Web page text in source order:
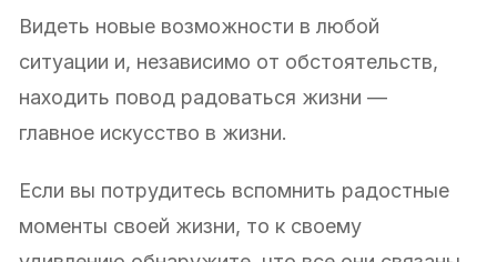
Видеть новые возможности в любой
ситуации и, независимо от обстоятельств,
находить повод радоваться жизни —
главное искусство в жизни.
Если вы потрудитесь вспомнить радостные
моменты своей жизни, то к своему